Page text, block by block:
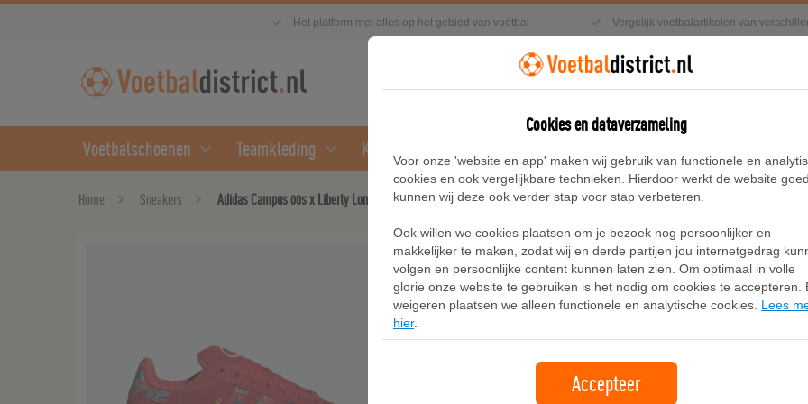
Het platform met alles op het gebied van voetbal Vergelijk voetbalartikelen van
Voetbalschoenen Teamkleding Kleding
Home Sneakers Adidas Campus 00s x Liberty London Schoenen
Adidas Campus 00s x Liberty
Merk:Adidas
Cookies en dataverzameling
Voor onze 'website en app' maken wij gebruik van functionele en
cookies en ook vergelijkbare technieken. Hierdoor werkt de website
kunnen wij deze ook verder stap voor stap verbeteren.
Ook willen we cookies plaatsen om je bezoek nog persoonlijker en
makkelijker te maken, zodat wij en derde partijen jou internetgedrag
volgen en persoonlijke content kunnen laten zien. Om optimaal in volle
glorie onze website te gebruiken is het nodig om cookies te accepteren.
weigeren plaatsen we alleen functionele en analytische cookies. Lees
hier.
Accepteer